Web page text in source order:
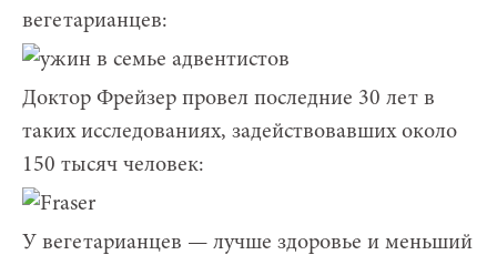
вегетарианцев:
Доктор Фрейзер провел последние 30 лет в
таких исследованиях, задействовавших около
150 тысяч человек:
У вегетарианцев — лучше здоровье и меньший